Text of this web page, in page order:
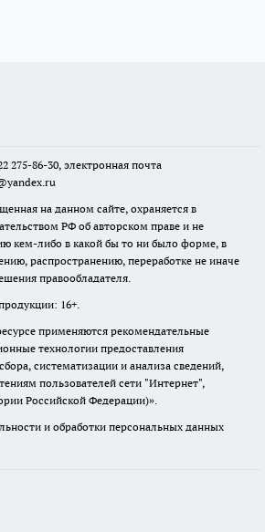
275-86-30, электронная почта
на данном сайте, охраняется в
РФ об авторском праве и не
кем-либо в какой бы то ни было форме, в
распространению, переработке не иначе
правообладателя.
16+.
применяются рекомендательные
технологии предоставления
систематизации и анализа сведений,
пользователей сети "Интернет",
Российской Федерации)».
и обработки персональных данных